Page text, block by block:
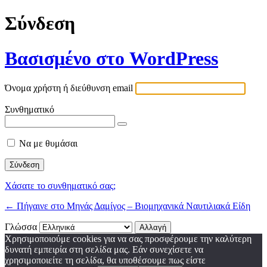
Σύνδεση
Βασισμένο στο WordPress
Όνομα χρήστη ή διεύθυνση email
Συνθηματικό
Να με θυμάσαι
Χάσατε το συνθηματικό σας;
← Πήγαινε στο Μηνάς Δαμίγος – Βιομηχανικά Ναυτιλιακά Είδη
Γλώσσα
Χρησιμοποιούμε cookies για να σας προσφέρουμε την καλύτερη
δυνατή εμπειρία στη σελίδα μας. Εάν συνεχίσετε να
χρησιμοποιείτε τη σελίδα, θα υποθέσουμε πως είστε